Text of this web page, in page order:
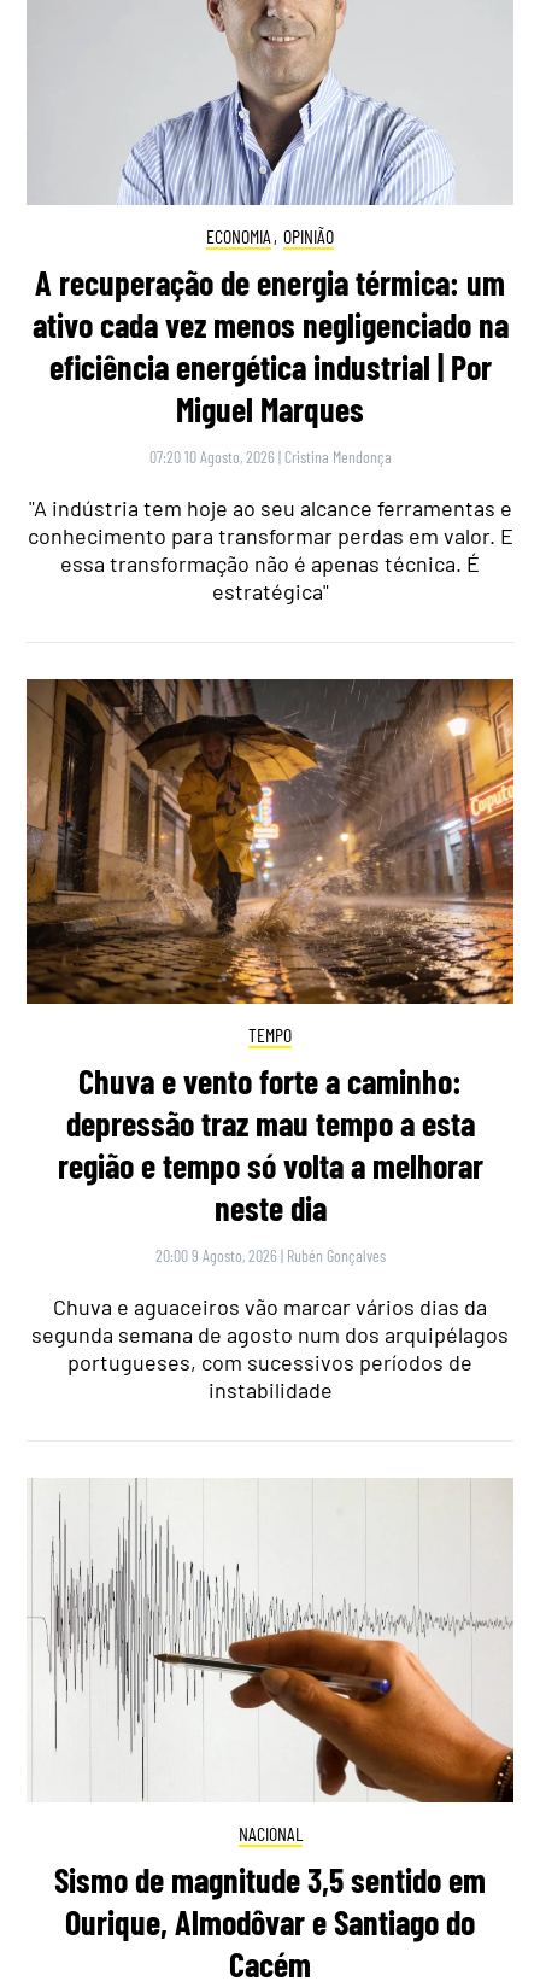
ECONOMIA , OPINIÃO
A recuperação de energia térmica: um
ativo cada vez menos negligenciado na
eficiência energética industrial | Por
Miguel Marques
07:20 10 Agosto, 2026 | Cristina Mendonça
"A indústria tem hoje ao seu alcance ferramentas e
conhecimento para transformar perdas em valor. E
essa transformação não é apenas técnica. É
estratégica"
TEMPO
Chuva e vento forte a caminho:
depressão traz mau tempo a esta
região e tempo só volta a melhorar
neste dia
20:00 9 Agosto, 2026 | Rubén Gonçalves
Chuva e aguaceiros vão marcar vários dias da
segunda semana de agosto num dos arquipélagos
portugueses, com sucessivos períodos de
instabilidade
NACIONAL
Sismo de magnitude 3,5 sentido em
Ourique, Almodôvar e Santiago do
Cacém